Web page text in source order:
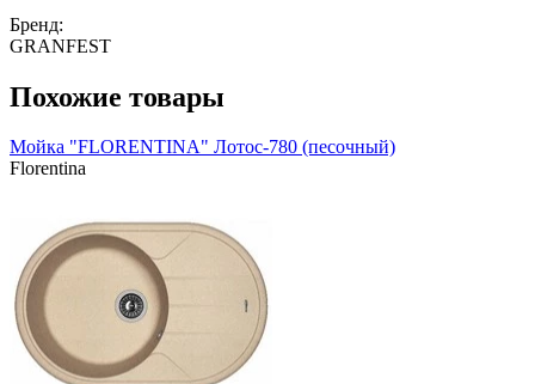
Бренд:
GRANFEST
Похожие товары
Мойка "FLORENTINA" Лотос-780 (песочный)
Florentina